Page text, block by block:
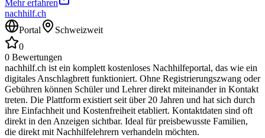
Mehr erfahren
nachhilf.ch
Portal
Schweizweit
0
0 Bewertungen
nachhilf.ch ist ein komplett kostenloses Nachhilfeportal, das wie ein
digitales Anschlagbrett funktioniert. Ohne Registrierungszwang oder
Gebühren können Schüler und Lehrer direkt miteinander in Kontakt
treten. Die Plattform existiert seit über 20 Jahren und hat sich durch
ihre Einfachheit und Kostenfreiheit etabliert. Kontaktdaten sind oft
direkt in den Anzeigen sichtbar. Ideal für preisbewusste Familien,
die direkt mit Nachhilfelehrern verhandeln möchten.